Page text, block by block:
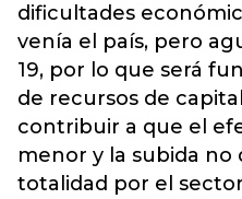
dificultades
venía el país, pero
19, por lo que será
de recursos de
contribuir a que el
menor y la subida no
totalidad por el